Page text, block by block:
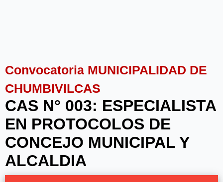
Convocatoria MUNICIPALIDAD DE
CHUMBIVILCAS
CAS N° 003: ESPECIALISTA
EN PROTOCOLOS DE
CONCEJO MUNICIPAL Y
ALCALDIA